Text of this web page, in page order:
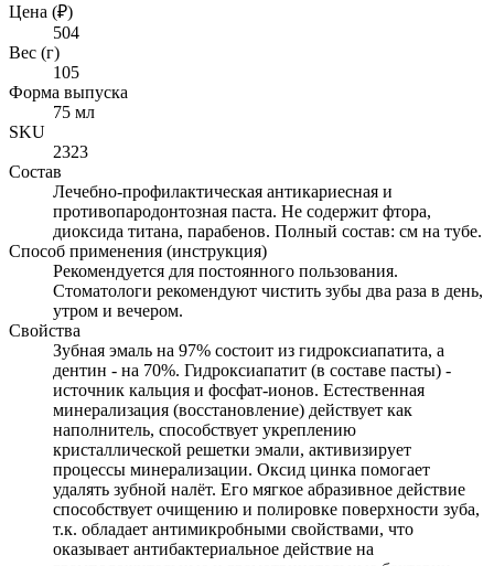
Цена (₽)
504
Вес (г)
105
Форма выпуска
75 мл
SKU
2323
Состав
Лечебно-профилактическая антикариесная и
противопародонтозная паста. Не содержит фтора,
диоксида титана, парабенов. Полный состав: см на тубе.
Способ применения (инструкция)
Рекомендуется для постоянного пользования.
Стоматологи рекомендуют чистить зубы два раза в день,
утром и вечером.
Свойства
Зубная эмаль на 97% состоит из гидроксиапатита, а
дентин - на 70%. Гидроксиапатит (в составе пасты) -
источник кальция и фосфат-ионов. Естественная
минерализация (восстановление) действует как
наполнитель, способствует укреплению
кристаллической решетки эмали, активизирует
процессы минерализации. Оксид цинка помогает
удалять зубной налёт. Его мягкое абразивное действие
способствует очищению и полировке поверхности зуба,
т.к. обладает антимикробными свойствами, что
оказывает антибактериальное действие на